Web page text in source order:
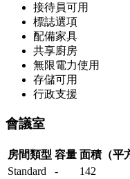
接待員可用
標誌選項
配備家具
共享廚房
無限電力使用
存儲可用
行政支援
會議室
房間類型 容量 面積（平
Standard
- 142